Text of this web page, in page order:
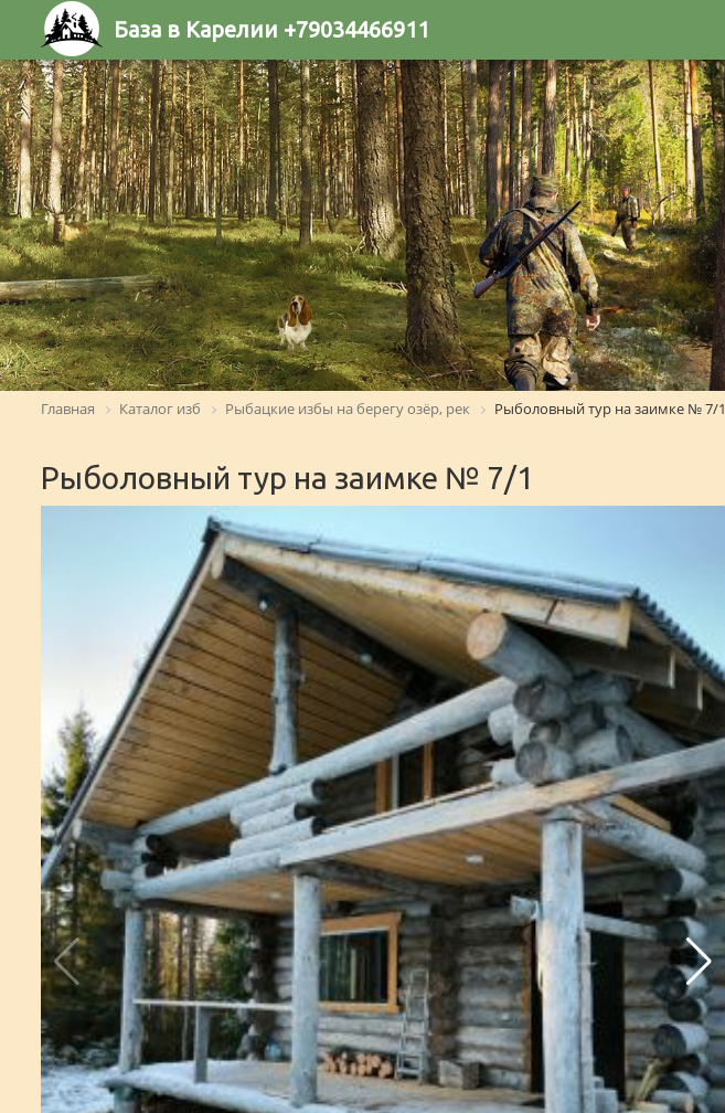
База в Карелии +79034466911
Главная Каталог изб Рыбацкие избы на берегу озёр, рек Рыболовный тур на заимке № 7/1
Рыболовный тур на заимке № 7/1